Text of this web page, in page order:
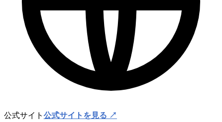
公式サイト 公式サイトを見る ↗